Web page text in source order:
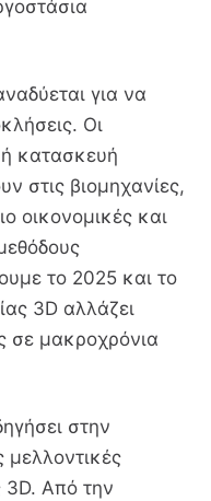
για να
Οι
κατασκευή
στις βιομηχανίες,
οικονομικές και
το 2025 και το
3D αλλάζει
σε μακροχρόνια
στην
μελλοντικές
3D. Από την